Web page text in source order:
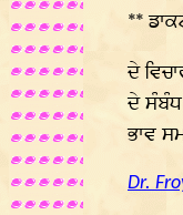
**
ਦੇ
ਦੇ ਸੰਬੰਧ
ਭਾਵ
Dr.